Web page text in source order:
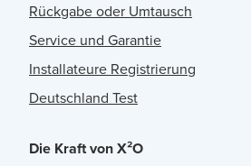
Rückgabe oder Umtausch
Service und Garantie
Installateure Registrierung
Deutschland Test
Die Kraft von X²O